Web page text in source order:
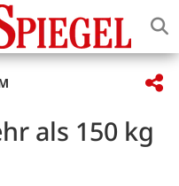
als 150 kg